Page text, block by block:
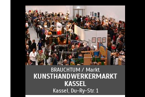
BRAUCHTUM / Markt
KUNSTHANDWERKERMARKT
KASSEL
Kassel, Du-Ry-Str. 1